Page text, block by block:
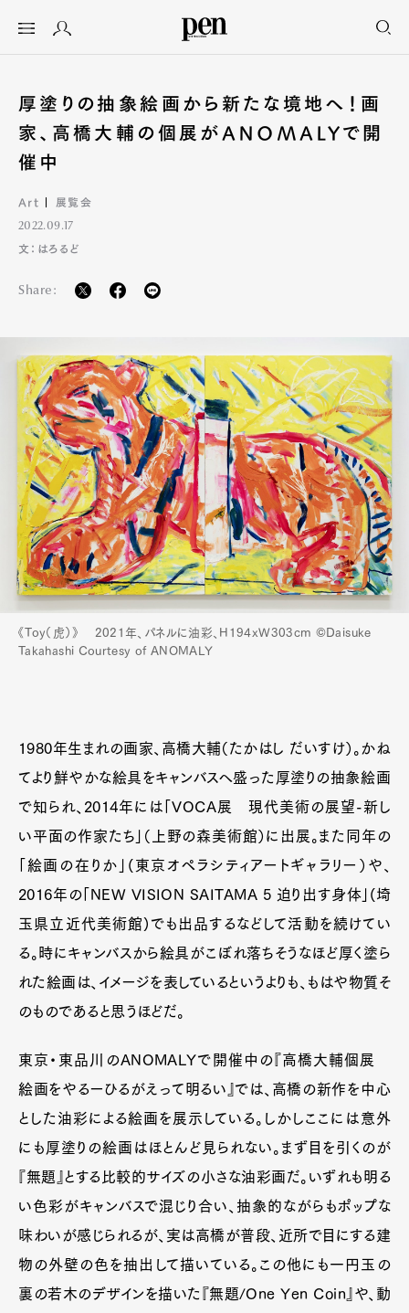
厚塗りの抽象絵画から新たな境地へ！画
家、高橋大輔の個展がANOMALYで開
催中
Art 展覧会
2022.09.17
文：はろるど
Share:
《Toy（虎）》 2021年、パネルに油彩、H194xW303cm ©︎Daisuke
Takahashi Courtesy of ANOMALY
1980年生まれの画家、高橋大輔（たかはし だいすけ）。かね
てより鮮やかな絵具をキャンバスへ盛った厚塗りの抽象絵画
で知られ、2014年には「VOCA展 現代美術の展望-新し
い平面の作家たち」（上野の森美術館）に出展。また同年の
「絵画の在りか」(東京オペラシティアートギャラリー）や、
2016年の「NEW VISION SAITAMA 5 迫り出す身体」(埼
玉県立近代美術館)でも出品するなどして活動を続けてい
る。時にキャンバスから絵具がこぼれ落ちそうなほど厚く塗ら
れた絵画は、イメージを表しているというよりも、もはや物質そ
のものであると思うほどだ。
東京・東品川のANOMALYで開催中の『高橋大輔個展
絵画をやるーひるがえって明るい』では、高橋の新作を中心
とした油彩による絵画を展示している。しかしここには意外
にも厚塗りの絵画はほとんど見られない。まず目を引くのが
『無題』とする比較的サイズの小さな油彩画だ。いずれも明る
い色彩がキャンバスで混じり合い、抽象的ながらもポップな
味わいが感じられるが、実は高橋が普段、近所で目にする建
物の外壁の色を抽出して描いている。この他にも一円玉の
裏の若木のデザインを描いた『無題/One Yen Coin』や、動